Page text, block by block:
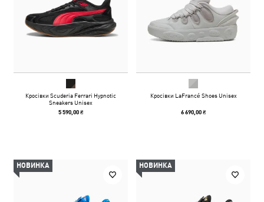
Кросівки Scuderia Ferrari Hypnotic
Sneakers Unisex
5 590,00 ₴
Кросівки LaFrancé Shoes Unisex
6 690,00 ₴
НОВИНКА НОВИНКА